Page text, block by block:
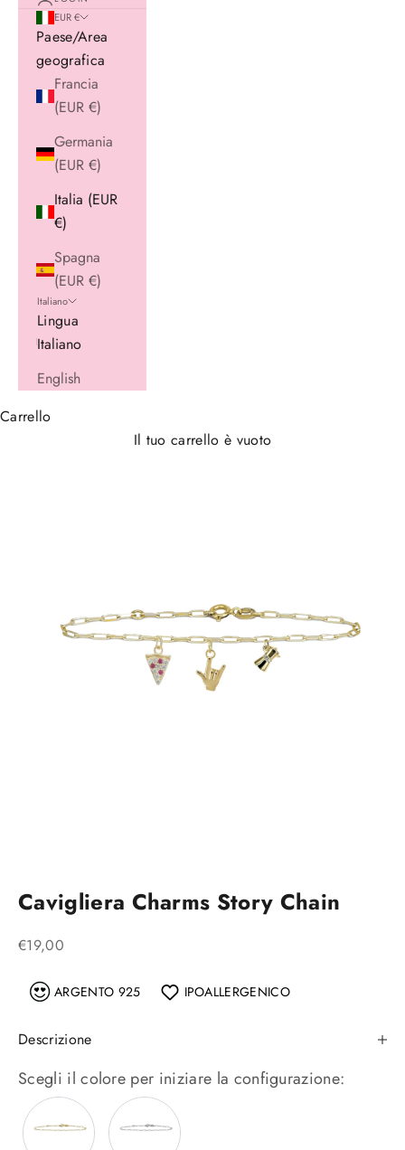
EUR €
Paese/Area
geografica
Francia
(EUR €)
Germania
(EUR €)
Italia (EUR
€)
Spagna
(EUR €)
Italiano
Lingua
Italiano
English
Carrello
Il tuo carrello è vuoto
Cavigliera Charms Story Chain
Prezzo scontato
€19,00
ARGENTO 925 IPOALLERGENICO
Descrizione
Scegli il colore per iniziare la configurazione:
Placcato
oro
Argento